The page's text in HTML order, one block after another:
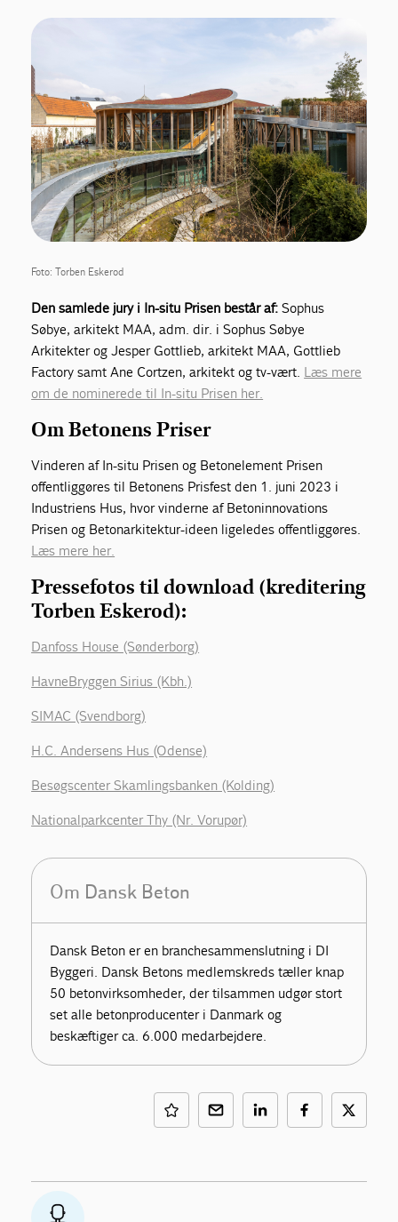
Foto: Torben Eskerod
Den samlede jury i In-situ Prisen består af: Sophus
Søbye, arkitekt MAA, adm. dir. i Sophus Søbye
Arkitekter og Jesper Gottlieb, arkitekt MAA, Gottlieb
Factory samt Ane Cortzen, arkitekt og tv-vært. Læs mere
om de nominerede til In-situ Prisen her.
Om Betonens Priser
Vinderen af In-situ Prisen og Betonelement Prisen
offentliggøres til Betonens Prisfest den 1. juni 2023 i
Industriens Hus, hvor vinderne af Betoninnovations
Prisen og Betonarkitektur-ideen ligeledes offentliggøres.
Læs mere her.
Pressefotos til download (kreditering
Torben Eskerod):
Danfoss House (Sønderborg)
HavneBryggen Sirius (Kbh.)
SIMAC (Svendborg)
H.C. Andersens Hus (Odense)
Besøgscenter Skamlingsbanken (Kolding)
Nationalparkcenter Thy (Nr. Vorupør)
Om Dansk Beton
Dansk Beton er en branchesammenslutning i DI
Byggeri. Dansk Betons medlemskreds tæller knap
50 betonvirksomheder, der tilsammen udgør stort
set alle betonproducenter i Danmark og
beskæftiger ca. 6.000 medarbejdere.